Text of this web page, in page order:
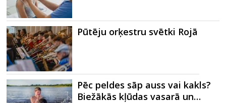
Pūtēju orķestru svētki Rojā
Pēc peldes sāp auss vai kakls?
Biežākās kļūdas vasarā un…